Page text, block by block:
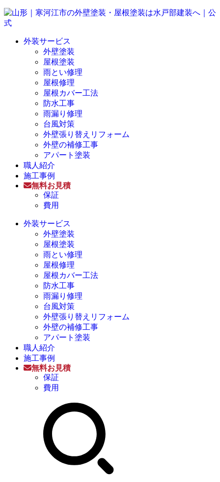
外装サービス
外壁塗装
屋根塗装
雨とい修理
屋根修理
屋根カバー工法
防水工事
雨漏り修理
台風対策
外壁張り替えリフォーム
外壁の補修工事
アパート塗装
職人紹介
施工事例
無料お見積
保証
費用
外装サービス
外壁塗装
屋根塗装
雨とい修理
屋根修理
屋根カバー工法
防水工事
雨漏り修理
台風対策
外壁張り替えリフォーム
外壁の補修工事
アパート塗装
職人紹介
施工事例
無料お見積
保証
費用